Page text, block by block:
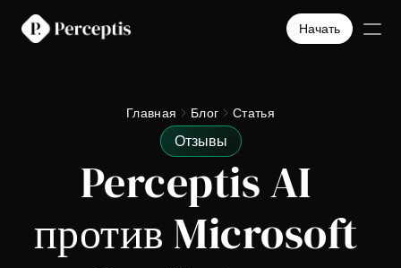
Начать
Шаблоны слайдов
Начать Select Language
Русский
Главная Блог Статья
Отзывы
Perceptis AI
против Microsoft